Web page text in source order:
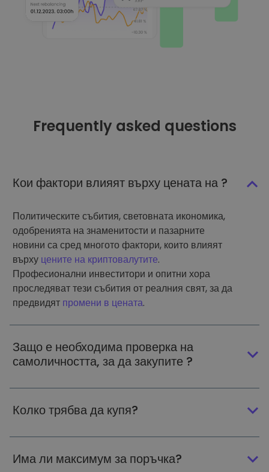
Frequently asked questions
Кои фактори влияят върху цената на ?
Политическите събития, световната икономика,
одобренията на знаменитости и пазарните
новини са сред многото фактори, които влияят
върху цените на криптовалутите.
Професионални инвеститори и опитни хора
проследяват тези събития от реалния свят, за да
предвидят промени в цената.
Защо е необходима проверка на
самоличността, за да закупите ?
Колко трябва да купя?
Има ли максимум за поръчка?